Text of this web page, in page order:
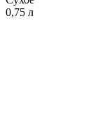
0,75 л